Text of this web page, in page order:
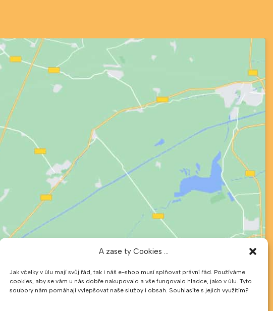
A zase ty Cookies ...
Jak včelky v úlu mají svůj řád, tak i náš e-shop musí splňovat právní řád. Používáme
cookies, aby se vám u nás dobře nakupovalo a vše fungovalo hladce, jako v úlu. Tyto
soubory nám pomáhají vylepšovat naše služby i obsah. Souhlasíte s jejich využitím?